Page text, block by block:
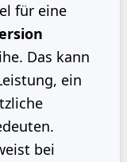
für eine
Das kann
ein
bei